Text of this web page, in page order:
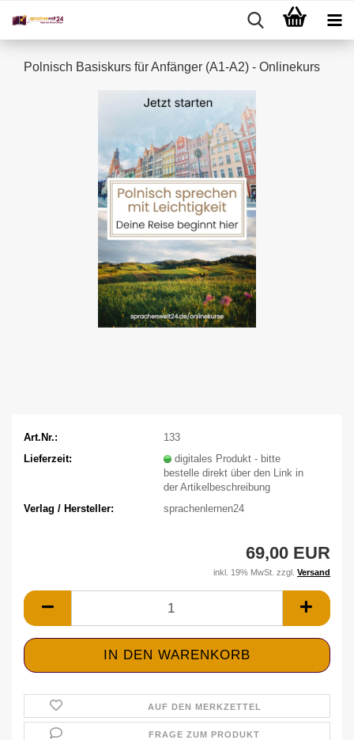
Polnisch Basiskurs für Anfänger (A1-A2) - Onlinekurs
Art.Nr.:
133
Lieferzeit:
digitales Produkt - bitte
bestelle direkt über den Link in
der Artikelbeschreibung
Verlag / Hersteller:
sprachenlernen24
69,00 EUR
inkl. 19% MwSt. zzgl. Versand
AUF DEN MERKZETTEL
FRAGE ZUM PRODUKT